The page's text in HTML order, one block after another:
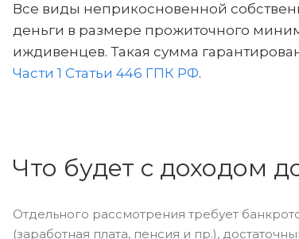
Все виды неприкосновенной
деньги в размере прожиточного
иждивенцев. Такая сумма
Части 1 Статьи 446 ГПК РФ.
Что будет с доходом
Отдельного рассмотрения требует
(заработная плата, пенсия и пр.),